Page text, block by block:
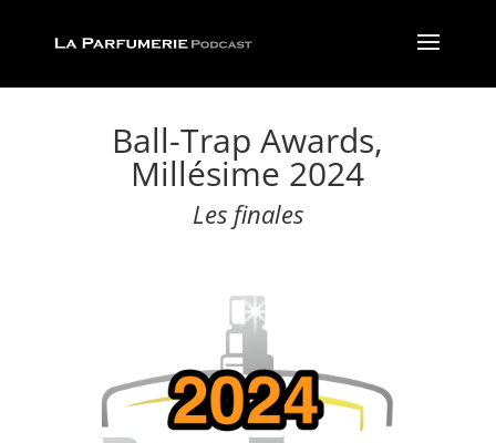
Ball-Trap Awards,
Millésime 2024
Les finales